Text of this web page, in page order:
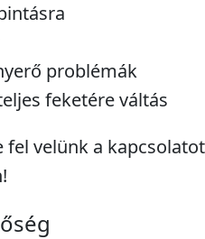
problémák
feketére váltás
fel velünk a